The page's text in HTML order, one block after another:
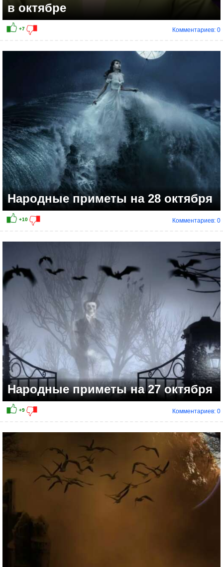
в октябре
Комментариев: 0
Народные приметы на 28 октября
Комментариев: 0
Народные приметы на 27 октября
Комментариев: 0